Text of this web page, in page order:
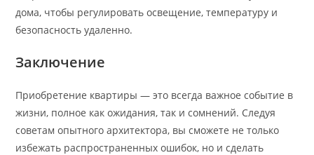
дома, чтобы регулировать освещение, температуру и
безопасность удаленно.
Заключение
Приобретение квартиры — это всегда важное событие в
жизни, полное как ожидания, так и сомнений. Следуя
советам опытного архитектора, вы сможете не только
избежать распространенных ошибок, но и сделать